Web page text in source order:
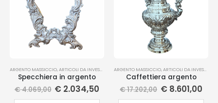
ARGENTO MASSICCIO,ARTICOLI DA INVESTIMENTO
Specchiera in argento
€4.069,00 € 2.034,50
ARGENTO MASSICCIO,ARTICOLI DA INVESTIMENTO
Caffettiera argento
€17.202,00 € 8.601,00